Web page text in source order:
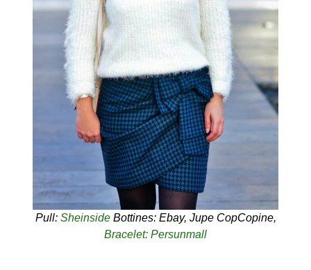
Pull:SheinsideBottines: Ebay, Jupe CopCopine,
Bracelet: Persunmall